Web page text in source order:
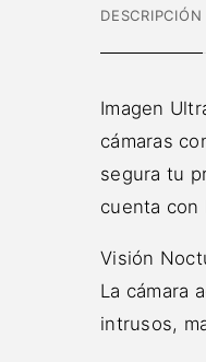
DESCRIPCIÓN
Imagen
cámaras
segura tu
cuenta con
Visión
La cámara
intrusos,